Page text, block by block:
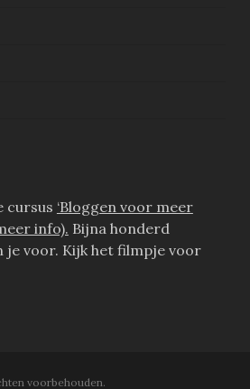
cursus ‘Bloggen voor meer
info). Bijna honderd
je voor. Kijk het filmpje voor
voorbehouden.